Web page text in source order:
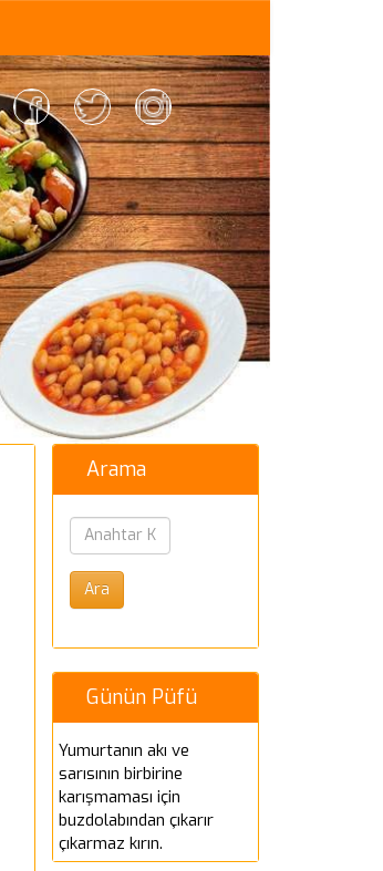
Arama
Günün Püfü
Yumurtanın akı ve
sarısının birbirine
karışmaması için
buzdolabından çıkarır
çıkarmaz kırın.